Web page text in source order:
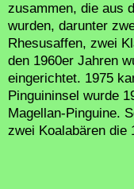
zusammen, die aus
wurden, darunter
Rhesusaffen, zwei
den 1960er Jahren
eingerichtet. 1975
Pinguininsel wurde
Magellan-Pinguine.
zwei Koalabären die